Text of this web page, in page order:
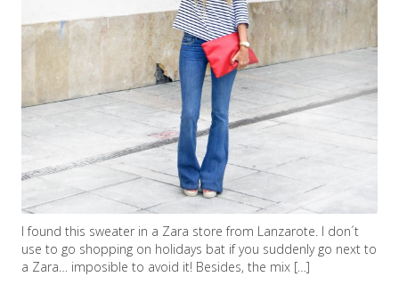
I found this sweater in a Zara store from Lanzarote. I don´t
use to go shopping on holidays bat if you suddenly go next to
a Zara… imposible to avoid it! Besides, the mix […]